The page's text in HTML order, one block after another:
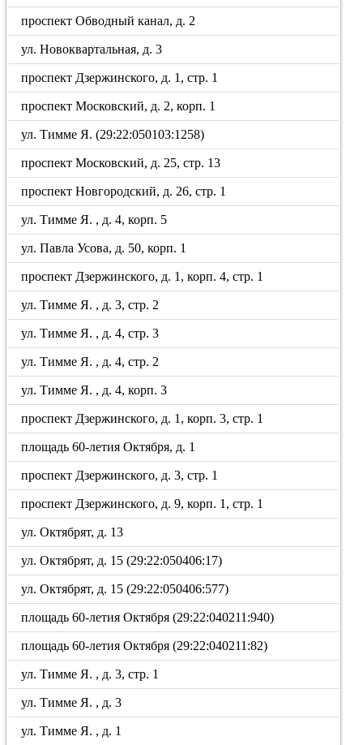
проспект Обводный канал, д. 2
ул. Новоквартальная, д. 3
проспект Дзержинского, д. 1, стр. 1
проспект Московский, д. 2, корп. 1
ул. Тимме Я. (29:22:050103:1258)
проспект Московский, д. 25, стр. 13
проспект Новгородский, д. 26, стр. 1
ул. Тимме Я. , д. 4, корп. 5
ул. Павла Усова, д. 50, корп. 1
проспект Дзержинского, д. 1, корп. 4, стр. 1
ул. Тимме Я. , д. 3, стр. 2
ул. Тимме Я. , д. 4, стр. 3
ул. Тимме Я. , д. 4, стр. 2
ул. Тимме Я. , д. 4, корп. 3
проспект Дзержинского, д. 1, корп. 3, стр. 1
площадь 60-летия Октября, д. 1
проспект Дзержинского, д. 3, стр. 1
проспект Дзержинского, д. 9, корп. 1, стр. 1
ул. Октябрят, д. 13
ул. Октябрят, д. 15 (29:22:050406:17)
ул. Октябрят, д. 15 (29:22:050406:577)
площадь 60-летия Октября (29:22:040211:940)
площадь 60-летия Октября (29:22:040211:82)
ул. Тимме Я. , д. 3, стр. 1
ул. Тимме Я. , д. 3
ул. Тимме Я. , д. 1